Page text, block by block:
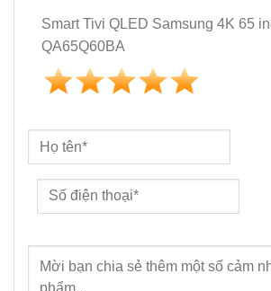
Smart Tivi QLED Samsung 4K 65
QA65Q60BA